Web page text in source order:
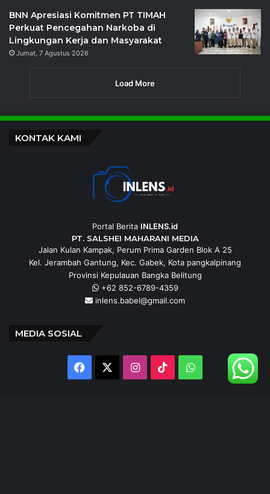
BNN Apresiasi Komitmen PT TIMAH
Perkuat Pencegahan Narkoba di
Lingkungan Kerja dan Masyarakat
Jumat, 7 Agustus 2026
Load More
KONTAK KAMI
Portal Berita INLENS.id
PT. SALSHEI MAHARANI MEDIA
Jalan Kulan Kampak, Perum Prima Garden Blok A 25
Kel. Jerambah Gantung, Kec. Gabek, Kota pangkalpinang
Provinsi Kepulauan Bangka Belitung
+62 852-6789-4359
inlens.babel@gmail.com
MEDIA SOSIAL
Facebook Instagram
TikTokWhatsApp